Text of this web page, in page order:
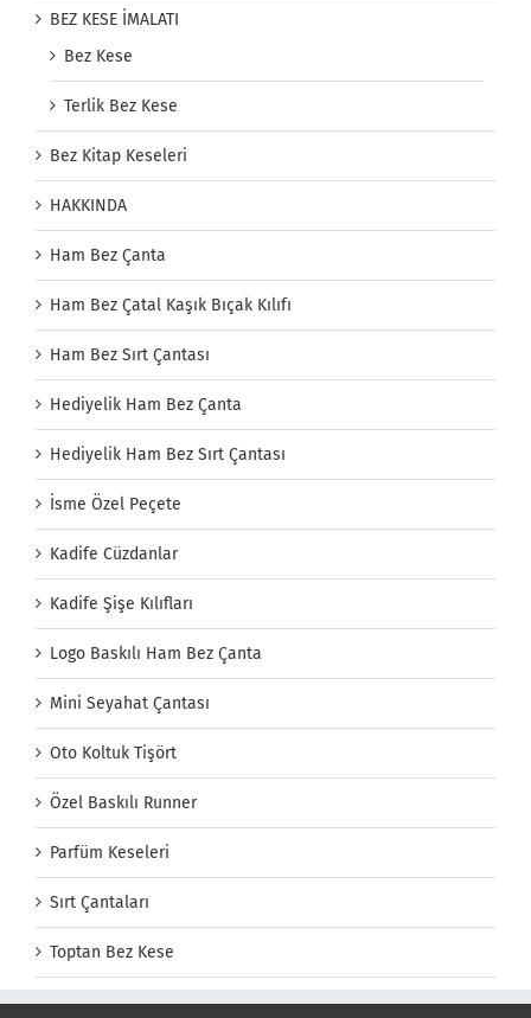
BEZ KESE İMALATI
Bez Kese
Terlik Bez Kese
Bez Kitap Keseleri
HAKKINDA
Ham Bez Çanta
Ham Bez Çatal Kaşık Bıçak Kılıfı
Ham Bez Sırt Çantası
Hediyelik Ham Bez Çanta
Hediyelik Ham Bez Sırt Çantası
İsme Özel Peçete
Kadife Cüzdanlar
Kadife Şişe Kılıfları
Logo Baskılı Ham Bez Çanta
Mini Seyahat Çantası
Oto Koltuk Tişört
Özel Baskılı Runner
Parfüm Keseleri
Sırt Çantaları
Toptan Bez Kese